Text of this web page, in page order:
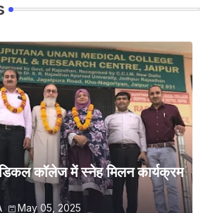
कॉलेज में स्नेह मिलन कार्यक्रम
May 05, 2025